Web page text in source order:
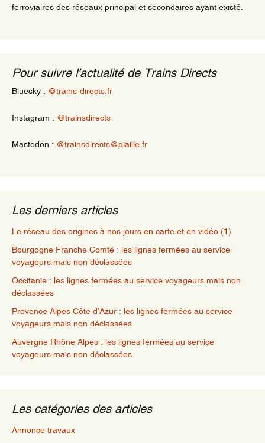
ferroviaires des réseaux principal et secondaires ayant existé.
Pour suivre l’actualité de Trains Directs
Bluesky : @trains-directs.fr
Instagram : @trainsdirects
Mastodon : @trainsdirects@piaille.fr
Les derniers articles
Le réseau des origines à nos jours en carte et en vidéo (1)
Bourgogne Franche Comté : les lignes fermées au service
voyageurs mais non déclassées
Occitanie : les lignes fermées au service voyageurs mais non
déclassées
Provence Alpes Côte d’Azur : les lignes fermées au service
voyageurs mais non déclassées
Auvergne Rhône Alpes : les lignes fermées au service
voyageurs mais non déclassées
Les catégories des articles
Annonce travaux